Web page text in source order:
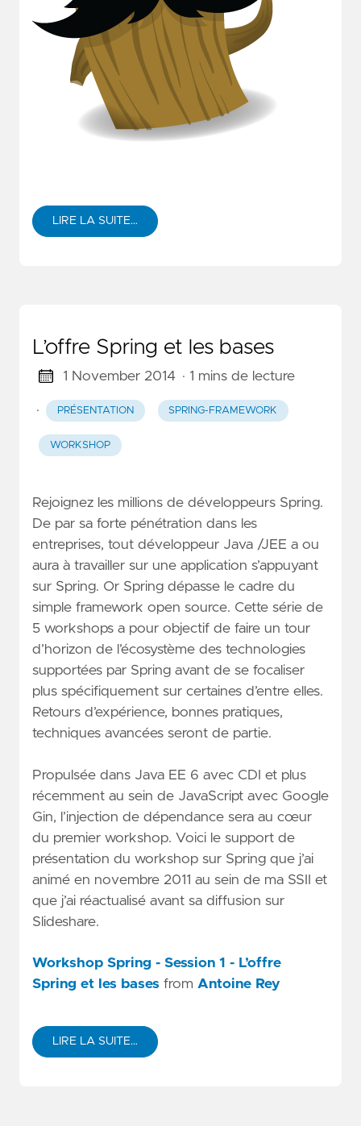
LIRE LA SUITE…
L’offre Spring et les bases
1 November 2014 · 1 mins de lecture
· PRÉSENTATION SPRING-FRAMEWORK
WORKSHOP
Rejoignez les millions de développeurs Spring.
De par sa forte pénétration dans les
entreprises, tout développeur Java /JEE a ou
aura à travailler sur une application s’appuyant
sur Spring. Or Spring dépasse le cadre du
simple framework open source. Cette série de
5 workshops a pour objectif de faire un tour
d’horizon de l’écosystème des technologies
supportées par Spring avant de se focaliser
plus spécifiquement sur certaines d’entre elles.
Retours d’expérience, bonnes pratiques,
techniques avancées seront de partie.
Propulsée dans Java EE 6 avec CDI et plus
récemment au sein de JavaScript avec Google
Gin, l’injection de dépendance sera au cœur
du premier workshop. Voici le support de
présentation du workshop sur Spring que j’ai
animé en novembre 2011 au sein de ma SSII et
que j’ai réactualisé avant sa diffusion sur
Slideshare.
Workshop Spring - Session 1 - L’offre
Spring et les bases from Antoine Rey
LIRE LA SUITE…